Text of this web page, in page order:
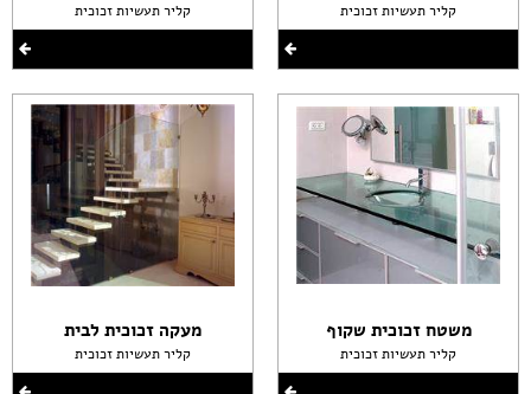
קליר תעשיות זכוכית
משטח זכוכית שקוף
קליר תעשיות זכוכית
קליר תעשיות זכוכית
מעקה זכוכית לבית
קליר תעשיות זכוכית